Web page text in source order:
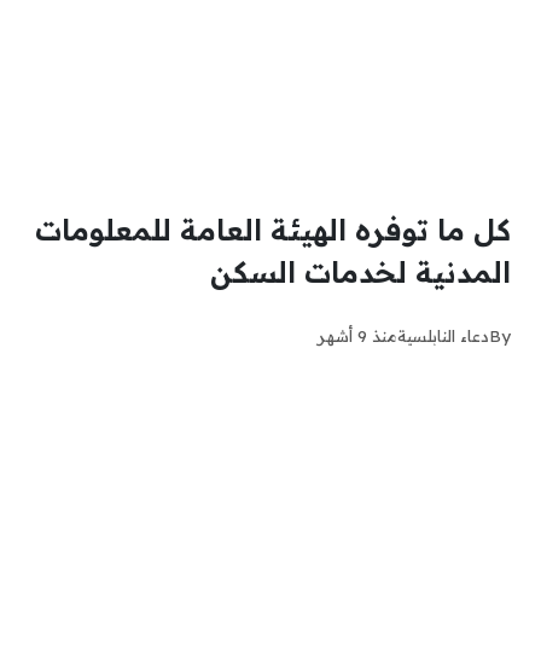
كل ما توفره الهيئة العامة للمعلومات
المدنية لخدمات السكن
Byدعاء النابلسيةمنذ 9 أشهر